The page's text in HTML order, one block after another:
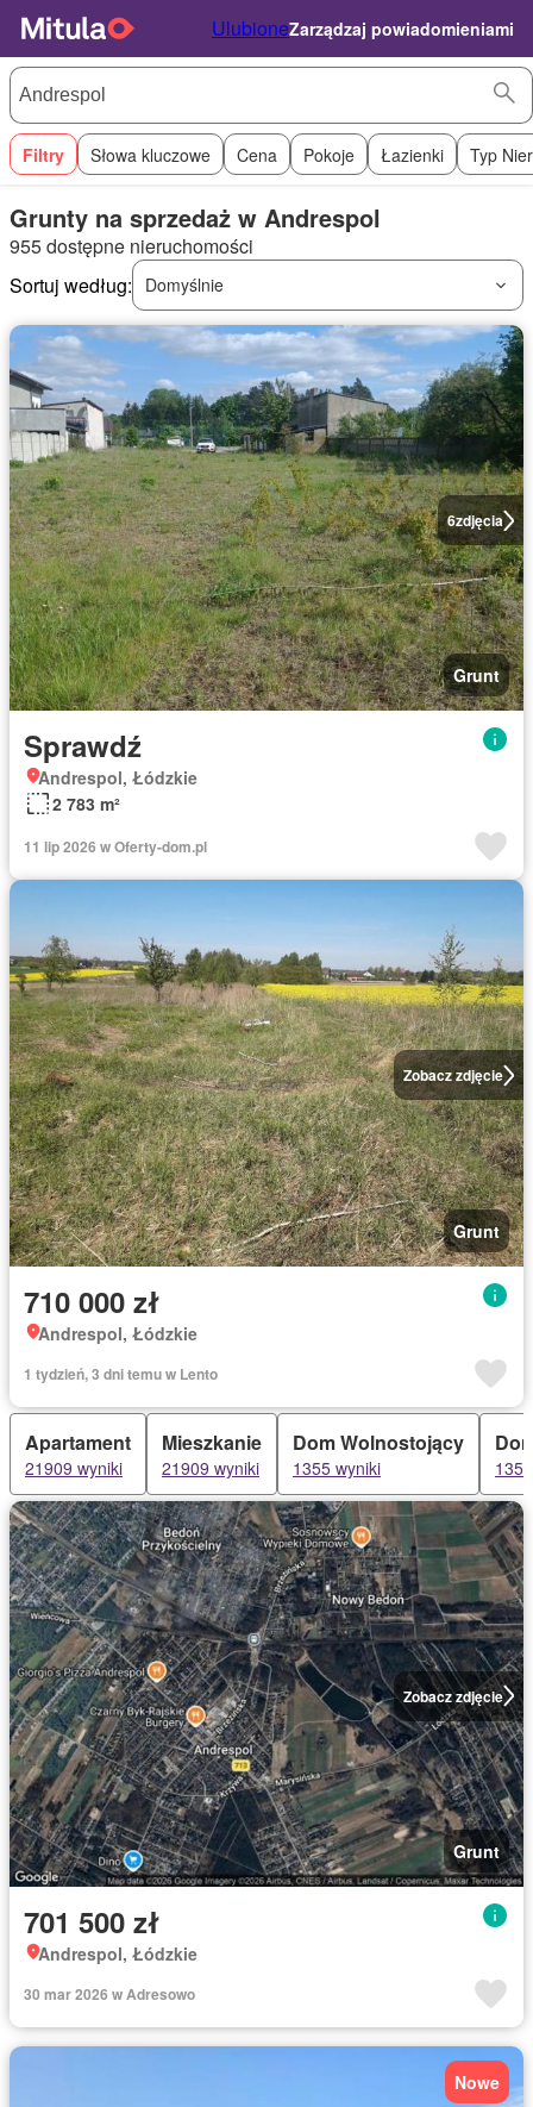
UlubioneZarządzaj powiadomieniami
Filtry Słowa kluczowe Cena Pokoje Łazienki Typ
Grunty na sprzedaż w Andrespol
955 dostępne nieruchomości
Sortuj według:
Domyślnie
6zdjęcia
Grunt
Sprawdź
Andrespol, Łódzkie
2 783 m²
11 lip 2026 w Oferty-dom.pl
Zobacz zdjęcie
Grunt
710 000 zł
Andrespol, Łódzkie
1 tydzień, 3 dni temu w Lento
Apartament
21909 wyniki
Mieszkanie
21909 wyniki
Dom Wolnostojący
1355 wyniki
Zobacz zdjęcie
Grunt
701 500 zł
Andrespol, Łódzkie
30 mar 2026 w Adresowo
Nowe